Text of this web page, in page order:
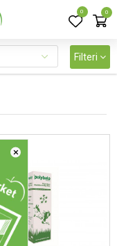
0 0
×
Filteri